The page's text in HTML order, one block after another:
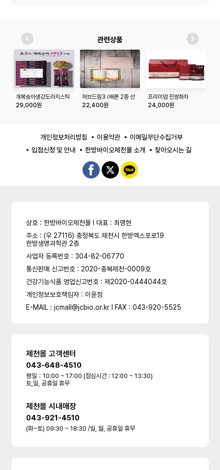
관련상품
개복숭아생강도라지스틱
실속형 15gx50포
29,000원
허브드림3 (배론 2종 선
택)
22,400원
프리미엄 진쌍화차
24,000원
개인정보처리방침 이용약관
이메일무단수집거부
입점신청 및 안내
한방바이오제천몰 소개 찾아오시는 길
상호 : 한방바이오제천몰 l 대표 : 최명현
주소 : (우 27116) 충청북도 제천시 한방엑스포로19
한방생명과학관 2층
사업자 등록번호 : 304-82-06770
통신판매 신고번호 : 2020-충북제천-0009호
건강기능식품 영업신고번호 : 제2020-0444044호
개인정보보호책임자 : 이윤정
E-MAIL : jcmall@jcbio.or.kr l FAX : 043-920-5525
제천몰 고객센터
043-648-4510
평일：10:00 ~ 17:00 (점심시간 : 12:00 ~ 13:30)
토,일, 공휴일 휴무
제천몰 시내매장
043-921-4510
(화~토) 09:30 ~ 18:30 /일, 월, 공휴일 휴무